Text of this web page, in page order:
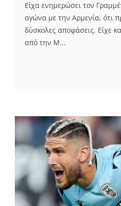
Είχα ενημερώσει τον
αγώνα με την Αρμενία, ότι
δύσκολες αποφάσεις. Είχε
από την Μ...